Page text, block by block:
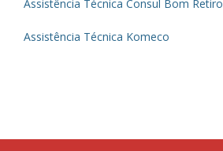
Assistência Técnica Consul Bom Retiro
Assistência Técnica Komeco